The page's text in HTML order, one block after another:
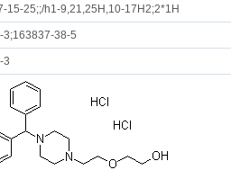
15-25;;/h1-9,21,25H,10-17H2;2*1H
3;163837-38-5
3